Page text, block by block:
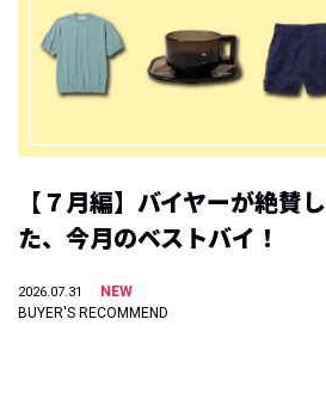
【７月編】バイヤーが絶賛し
た、今月のベストバイ！
2026.07.31
NEW
BUYER'S RECOMMEND